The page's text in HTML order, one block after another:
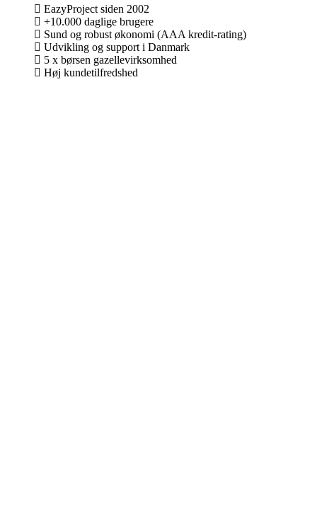
EazyProject siden 2002
+10.000 daglige brugere
Sund og robust økonomi (AAA kredit-rating)
Udvikling og support i Danmark
5 x børsen gazellevirksomhed
Høj kundetilfredshed